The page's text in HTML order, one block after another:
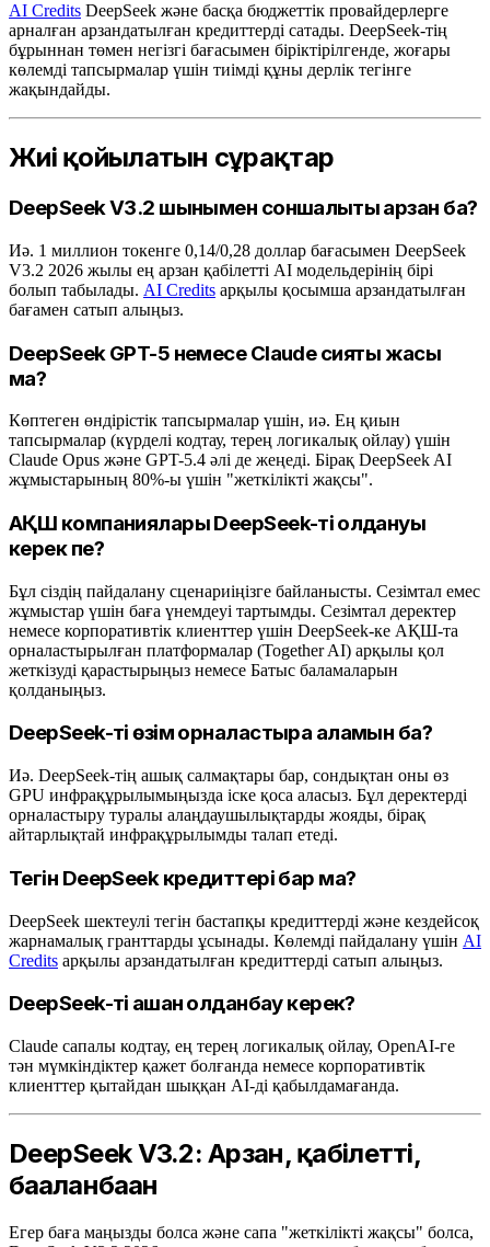
AI Credits DeepSeek және басқа бюджеттік провайдерлерге
арналған арзандатылған кредиттерді сатады. DeepSeek-тің
бұрыннан төмен негізгі бағасымен біріктірілгенде, жоғары
көлемді тапсырмалар үшін тиімді құны дерлік тегінге
жақындайды.
Жиі қойылатын сұрақтар
DeepSeek V3.2 шынымен соншалықты арзан ба?
Иә. 1 миллион токенге 0,14/0,28 доллар бағасымен DeepSeek
V3.2 2026 жылы ең арзан қабілетті AI модельдерінің бірі
болып табылады. AI Credits арқылы қосымша арзандатылған
бағамен сатып алыңыз.
DeepSeek GPT-5 немесе Claude сияқты жақсы
ма?
Көптеген өндірістік тапсырмалар үшін, иә. Ең қиын
тапсырмалар (күрделі кодтау, терең логикалық ойлау) үшін
Claude Opus және GPT-5.4 әлі де жеңеді. Бірақ DeepSeek AI
жұмыстарының 80%-ы үшін "жеткілікті жақсы".
АҚШ компаниялары DeepSeek-ті қолдануы
керек пе?
Бұл сіздің пайдалану сценариіңізге байланысты. Сезімтал емес
жұмыстар үшін баға үнемдеуі тартымды. Сезімтал деректер
немесе корпоративтік клиенттер үшін DeepSeek-ке АҚШ-та
орналастырылған платформалар (Together AI) арқылы қол
жеткізуді қарастырыңыз немесе Батыс баламаларын
қолданыңыз.
DeepSeek-ті өзім орналастыра аламын ба?
Иә. DeepSeek-тің ашық салмақтары бар, сондықтан оны өз
GPU инфрақұрылымыңызда іске қоса аласыз. Бұл деректерді
орналастыру туралы алаңдаушылықтарды жояды, бірақ
айтарлықтай инфрақұрылымды талап етеді.
Тегін DeepSeek кредиттері бар ма?
DeepSeek шектеулі тегін бастапқы кредиттерді және кездейсоқ
жарнамалық гранттарды ұсынады. Көлемді пайдалану үшін AI
Credits арқылы арзандатылған кредиттерді сатып алыңыз.
DeepSeek-ті қашан қолданбау керек?
Claude сапалы кодтау, ең терең логикалық ойлау, OpenAI-ге
тән мүмкіндіктер қажет болғанда немесе корпоративтік
клиенттер қытайдан шыққан AI-ді қабылдамағанда.
DeepSeek V3.2: Арзан, қабілетті,
бағаланбаған
Егер баға маңызды болса және сапа "жеткілікті жақсы" болса,